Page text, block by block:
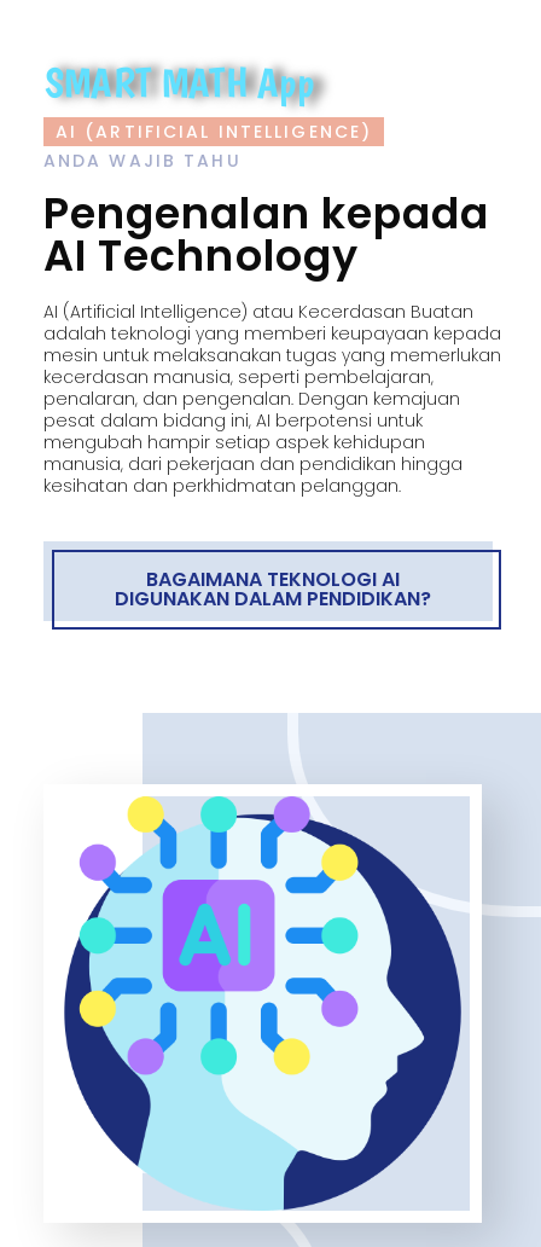
SMART MATH App
AI (ARTIFICIAL INTELLIGENCE)
ANDA WAJIB TAHU
Pengenalan kepada
AI Technology
AI (Artificial Intelligence) atau Kecerdasan Buatan
adalah teknologi yang memberi keupayaan kepada
mesin untuk melaksanakan tugas yang memerlukan
kecerdasan manusia, seperti pembelajaran,
penalaran, dan pengenalan. Dengan kemajuan
pesat dalam bidang ini, AI berpotensi untuk
mengubah hampir setiap aspek kehidupan
manusia, dari pekerjaan dan pendidikan hingga
kesihatan dan perkhidmatan pelanggan.
BAGAIMANA TEKNOLOGI AI
DIGUNAKAN DALAM PENDIDIKAN?